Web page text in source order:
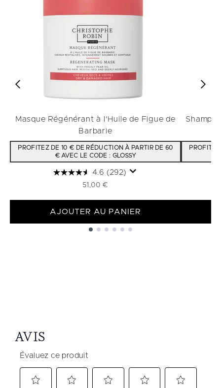
Masque Régénérant à l'Huile de Figue de
Barbarie
PROFITEZ DE 10 € DE RÉDUCTION À PARTIR DE 60
€ AVEC LE CODE : GLOSSY
4.6 (292)
51,00 €
AJOUTER AU PANIER